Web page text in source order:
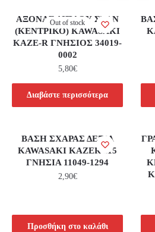
Out of stock
ΑΞΟΝΑΣ ΔΙΠΛΟΥ ΣΤΑΝ
(ΚΕΝΤΡΙΚΟ) KAWASAKI
KAZE-R ΓΝΗΣΙΟΣ 34019-
0002
5,80€
Διαβάστε περισσότερα
ΒΑΣΗ ΣΧΑΡΑΣ ΔΕΞΙΑ
KAWASAKI KAZER 115
ΓΝΗΣΙΑ 11049-1294
2,90€
Προσθήκη στο καλάθι